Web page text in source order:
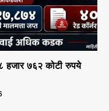
हजार ७६२ कोटी रुपये